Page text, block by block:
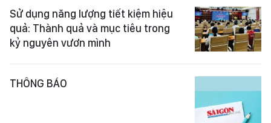
Sử dụng năng lượng tiết kiệm hiệu
quả: Thành quả và mục tiêu trong
kỷ nguyên vươn mình
THÔNG BÁO